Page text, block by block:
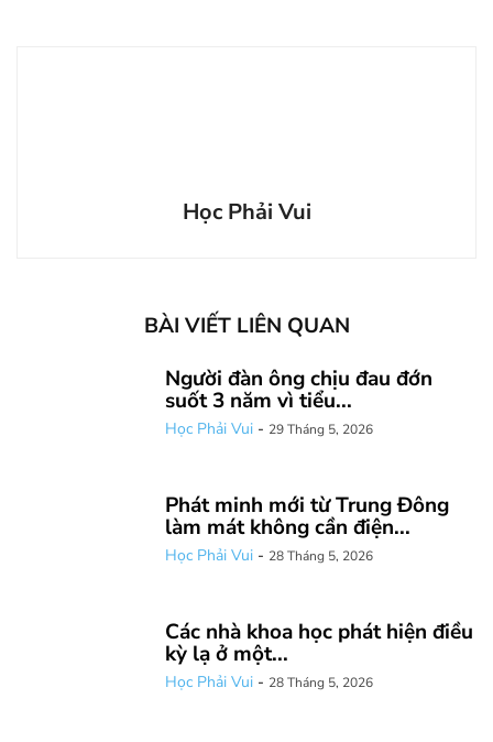
Học Phải Vui
BÀI VIẾT LIÊN QUAN
Người đàn ông chịu đau đớn
suốt 3 năm vì tiểu...
Học Phải Vui - 29 Tháng 5, 2026
Phát minh mới từ Trung Đông
làm mát không cần điện...
Học Phải Vui - 28 Tháng 5, 2026
Các nhà khoa học phát hiện điều
kỳ lạ ở một...
Học Phải Vui - 28 Tháng 5, 2026